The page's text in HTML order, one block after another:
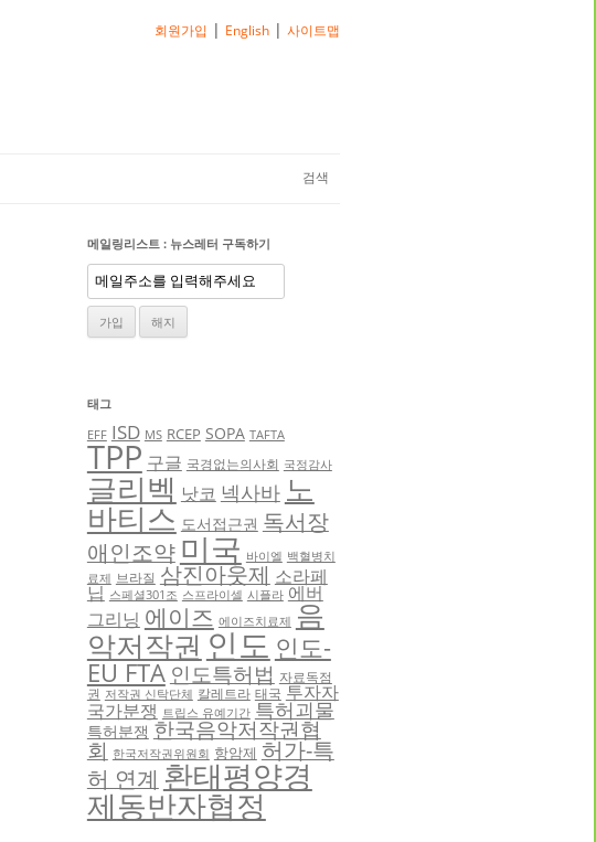
검색
회원가입 | English |사이트맵
메일링리스트 : 뉴스레터 구독하기
태그
EFF ISD MS RCEP SOPA TAFTA
TPP 구글 국경없는의사회 국정감사
글리벡 낫코 넥사바 노
바티스 도서접근권 독서장
애인조약 미국 바이엘 백혈병치
료제 브라질 삼진아웃제 소라페
닙 스페셜301조 스프라이셀 시플라 에버
그리닝 에이즈 에이즈치료제 음
악저작권 인도 인도-
EU FTA 인도특허법 자료독점
권 저작권 신탁단체 칼레트라 태국 투자자
국가분쟁 트립스 유예기간 특허괴물
특허분쟁 한국음악저작권협
회 한국저작권위원회 항암제 허가-특
허 연계 환태평양경
제동반자협정